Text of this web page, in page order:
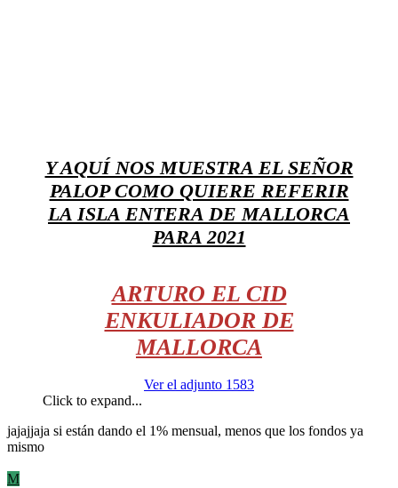
Y AQUÍ NOS MUESTRA EL SEÑOR
PALOP COMO QUIERE REFERIR
LA ISLA ENTERA DE MALLORCA
PARA 2021
ARTURO EL CID
ENKULIADOR DE
MALLORCA
Ver el adjunto 1583
Click to expand...
jajajjaja si están dando el 1% mensual, menos que los fondos ya
mismo
M